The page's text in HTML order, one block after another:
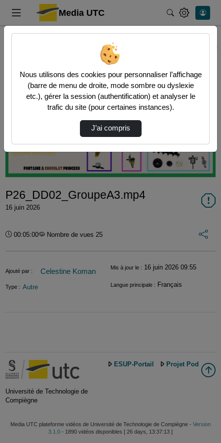
Media UTC Rechercher
P26_DD02_GroupeA3.mp4
Lire
la
vidéo
P26_DD02_GroupeA3.mp4
16 juin 2026
Durée :
00:05:00 Nombre de vues 25
Informations
Ajouté par : Celestine Koman Mis à jour le : 16 juin 2026 09:55
Type : Autre Langue principale : Français
Université de Technologie de
Compiègne
ESUP-Portail Projet Pod
Media UTC plateforme vidéos de Université de Technologie de Compiègne - Version
3.1.0 - 1890 vidéos disponibles [ 26 days, 13:37:13 ]
Nous utilisons des cookies pour personnaliser l’affichage
(barre de menu de droite, mode sombre ou dyslexie
etc.), gérer la session (authentification) et analyser le
trafic du site (pour certaines instances).
J’ai compris